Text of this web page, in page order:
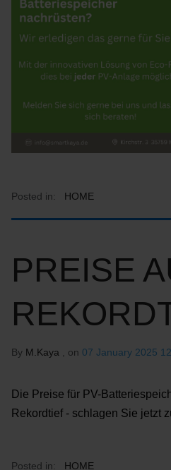
Posted in: HOME
PREISE
By M.Kaya , on 07 January 2025
Die Preise für PV-
Rekordtief - schlagen Sie jetzt
Posted in: HOME